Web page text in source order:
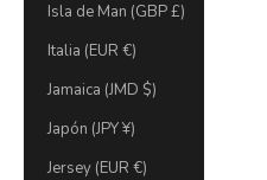
Isla de Man (GBP £)
Italia (EUR €)
Jamaica (JMD $)
Japón (JPY ¥)
Jersey (EUR €)